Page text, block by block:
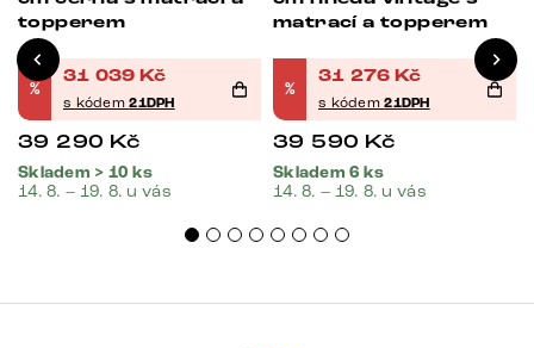
topperem
%
31 039 Kč
s kódem21DPH
39 290 Kč
Skladem > 10 ks
14. 8. – 19. 8. u vás
matrací a topperem
%
31 276 Kč
s kódem21DPH
39 590 Kč
Skladem 6 ks
14. 8. – 19. 8. u vás